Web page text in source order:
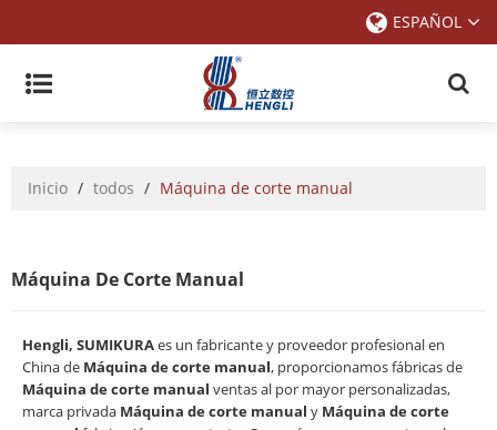
ESPAÑOL
Inicio / todos / Máquina de corte manual
Máquina De Corte Manual
Hengli, SUMIKURAes un fabricante y proveedor profesional en
China de Máquina de corte manual, proporcionamos fábricas de
Máquina de corte manual ventas al por mayor personalizadas,
marca privada Máquina de corte manual y Máquina de corte